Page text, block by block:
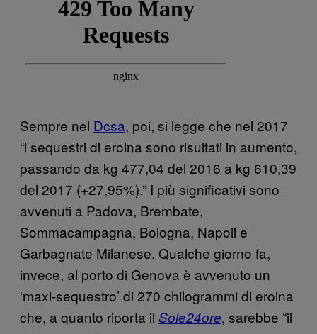
Sempre nel Dcsa, poi, si legge che nel 2017
“i sequestri di eroina sono risultati in aumento,
passando da kg 477,04 del 2016 a kg 610,39
del 2017 (+27,95%).” I più significativi sono
avvenuti a Padova, Brembate,
Sommacampagna, Bologna, Napoli e
Garbagnate Milanese. Qualche giorno fa,
invece, al porto di Genova è avvenuto un
‘maxi-sequestro’ di 270 chilogrammi di eroina
che, a quanto riporta il Sole24ore, sarebbe “il